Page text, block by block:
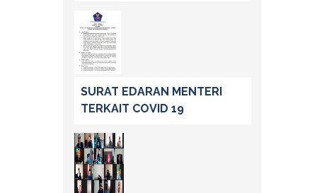
SURAT EDARAN MENTERI
TERKAIT COVID 19